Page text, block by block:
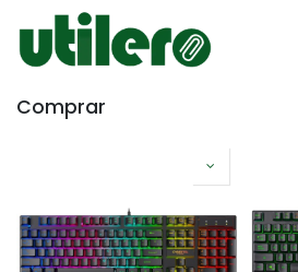
Comprar